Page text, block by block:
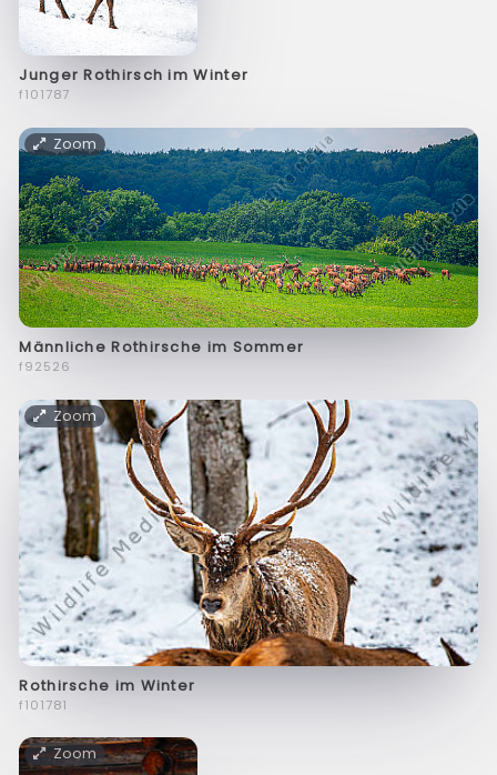
Junger Rothirsch im Winter
f101787
Zoom
Männliche Rothirsche im Sommer
f92526
Zoom
Rothirsche im Winter
f101781
Zoom